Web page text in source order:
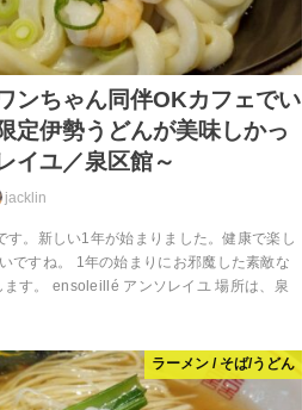
ンちゃん同伴OKカフェでい
定伊勢うどんが美味しかっ
イユ／泉区館～
jacklin
す。新しい1年が始まりました。健康で楽し
ですね。 1年の始まりにお邪魔した素敵な
ます。 ensoleillé アンソレイユ 場所は、泉
ラーメン / そば/うどん